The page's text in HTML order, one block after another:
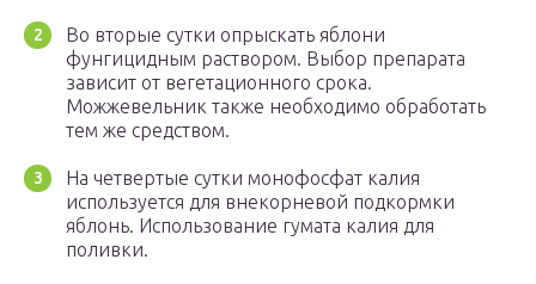
Во вторые сутки опрыскать яблони
фунгицидным раствором. Выбор препарата
зависит от вегетационного срока.
Можжевельник также необходимо обработать
тем же средством.
На четвертые сутки монофосфат калия
используется для внекорневой подкормки
яблонь. Использование гумата калия для
поливки.